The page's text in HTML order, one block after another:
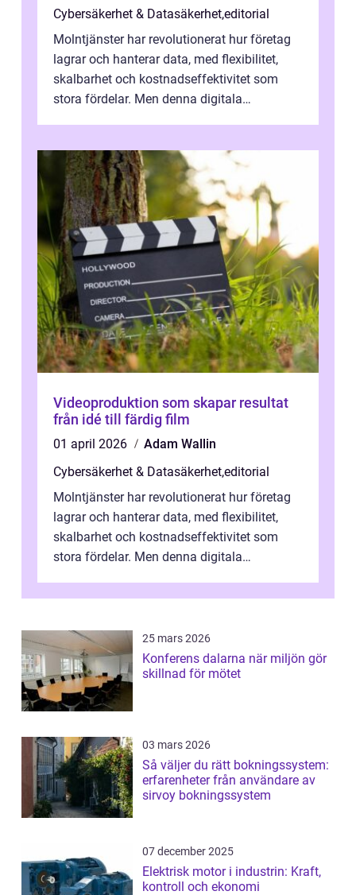
Cybersäkerhet & Datasäkerhet,editorial
Molntjänster har revolutionerat hur företag
lagrar och hanterar data, med flexibilitet,
skalbarhet och kostnadseffektivitet som
stora fördelar. Men denna digitala
Videoproduktion som skapar resultat
från idé till färdig film
01 april 2026
Adam Wallin
Cybersäkerhet & Datasäkerhet,editorial
Molntjänster har revolutionerat hur företag
lagrar och hanterar data, med flexibilitet,
skalbarhet och kostnadseffektivitet som
stora fördelar. Men denna digitala
25 mars 2026
Konferens dalarna när miljön gör
skillnad för mötet
03 mars 2026
Så väljer du rätt bokningssystem:
erfarenheter från användare av
sirvoy bokningssystem
07 december 2025
Elektrisk motor i industrin: Kraft,
kontroll och ekonomi